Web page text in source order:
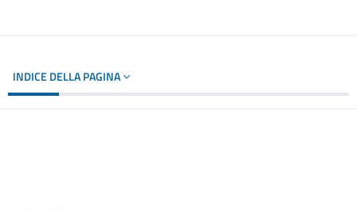
INDICE DELLA PAGINA